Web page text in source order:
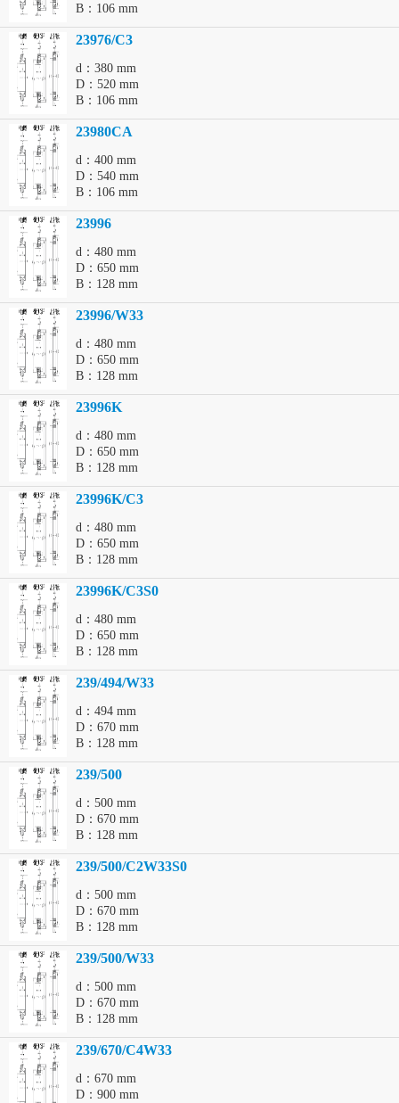
B：106 mm
23976/C3
d：380 mm
D：520 mm
B：106 mm
23980CA
d：400 mm
D：540 mm
B：106 mm
23996
d：480 mm
D：650 mm
B：128 mm
23996/W33
d：480 mm
D：650 mm
B：128 mm
23996K
d：480 mm
D：650 mm
B：128 mm
23996K/C3
d：480 mm
D：650 mm
B：128 mm
23996K/C3S0
d：480 mm
D：650 mm
B：128 mm
239/494/W33
d：494 mm
D：670 mm
B：128 mm
239/500
d：500 mm
D：670 mm
B：128 mm
239/500/C2W33S0
d：500 mm
D：670 mm
B：128 mm
239/500/W33
d：500 mm
D：670 mm
B：128 mm
239/670/C4W33
d：670 mm
D：900 mm